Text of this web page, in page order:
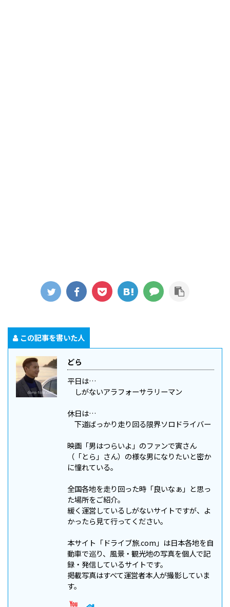
この記事を書いた人
どら
平日は…
しがないアラフォーサラリーマン
休日は…
下道ばっかり走り回る限界ソロドライバー
映画「男はつらいよ」のファンで寅さん
（「とら」さん）の様な男になりたいと密か
に憧れている。
全国各地を走り回った時「良いなぁ」と思っ
た場所をご紹介。
緩く運営しているしがないサイトですが、よ
かったら見て行ってください。
本サイト「ドライブ旅.com」は日本各地を自
動車で巡り、風景・観光地の写真を個人で記
録・発信しているサイトです。
掲載写真はすべて運営者本人が撮影していま
す。